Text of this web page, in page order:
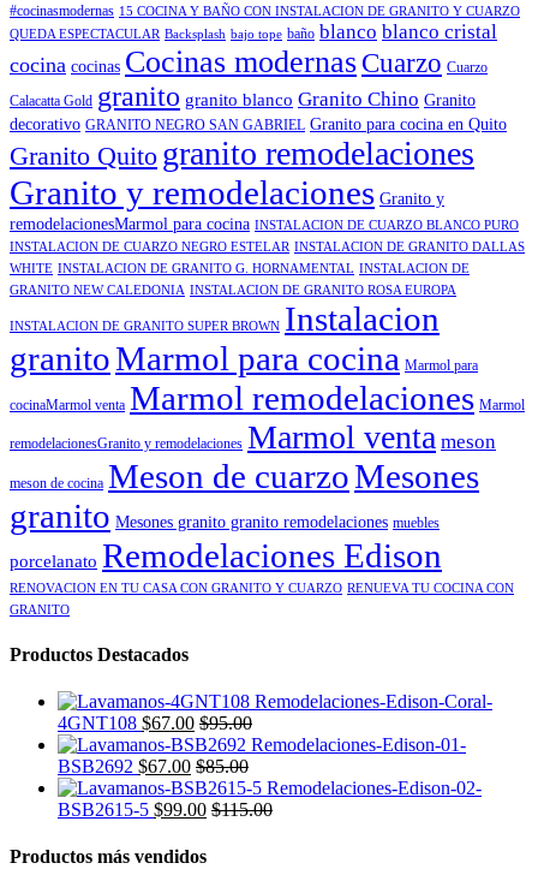
#cocinasmodernas 15 COCINA Y BAÑO CON INSTALACION DE GRANITO Y CUARZO
QUEDA ESPECTACULAR Backsplash bajo tope baño blanco blanco cristal
cocina cocinas Cocinas modernas Cuarzo Cuarzo
Calacatta Gold granito granito blanco Granito Chino Granito
decorativo GRANITO NEGRO SAN GABRIEL Granito para cocina en Quito
Granito Quito granito remodelaciones
Granito y remodelaciones Granito y
remodelacionesMarmol para cocina INSTALACION DE CUARZO BLANCO PURO
INSTALACION DE CUARZO NEGRO ESTELAR INSTALACION DE GRANITO DALLAS
WHITE INSTALACION DE GRANITO G. HORNAMENTAL INSTALACION DE
GRANITO NEW CALEDONIA INSTALACION DE GRANITO ROSA EUROPA
INSTALACION DE GRANITO SUPER BROWN Instalacion
granitoMarmol para cocina Marmol para
cocinaMarmol venta Marmol remodelaciones Marmol
remodelacionesGranito y remodelaciones Marmol venta meson
meson de cocina Meson de cuarzoMesones
granito Mesones granito granito remodelaciones muebles
porcelanato Remodelaciones Edison
RENOVACION EN TU CASA CON GRANITO Y CUARZO RENUEVA TU COCINA CON
GRANITO
Productos Destacados
4GNT108 $67.00 $95.00
BSB2692 $67.00 $85.00
BSB2615-5 $99.00 $115.00
Productos más vendidos